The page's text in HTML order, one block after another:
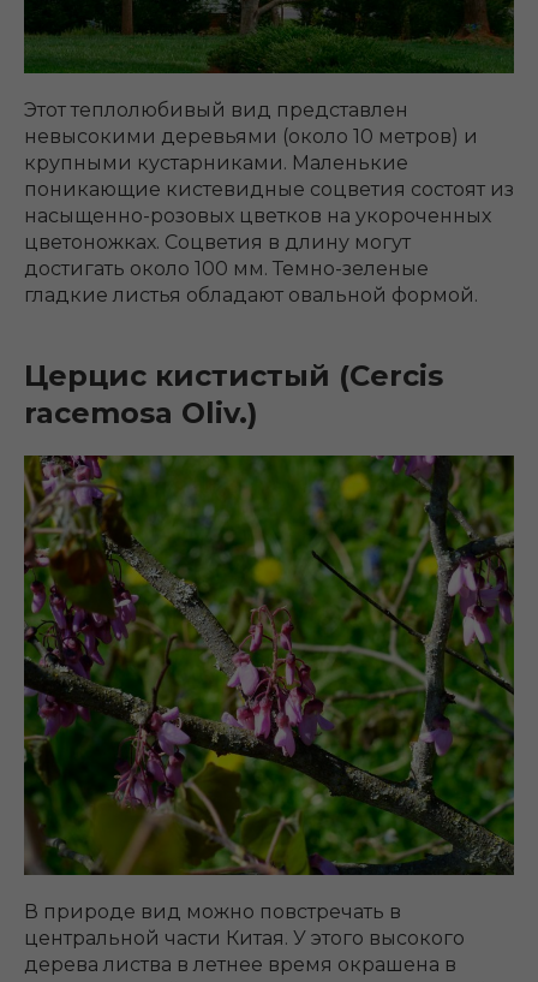
Этот теплолюбивый вид представлен
невысокими деревьями (около 10 метров) и
крупными кустарниками. Маленькие
поникающие кистевидные соцветия состоят из
насыщенно-розовых цветков на укороченных
цветоножках. Соцветия в длину могут
достигать около 100 мм. Темно-зеленые
гладкие листья обладают овальной формой.
Церцис кистистый (Cercis
racemosa Oliv.)
В природе вид можно повстречать в
центральной части Китая. У этого высокого
дерева листва в летнее время окрашена в